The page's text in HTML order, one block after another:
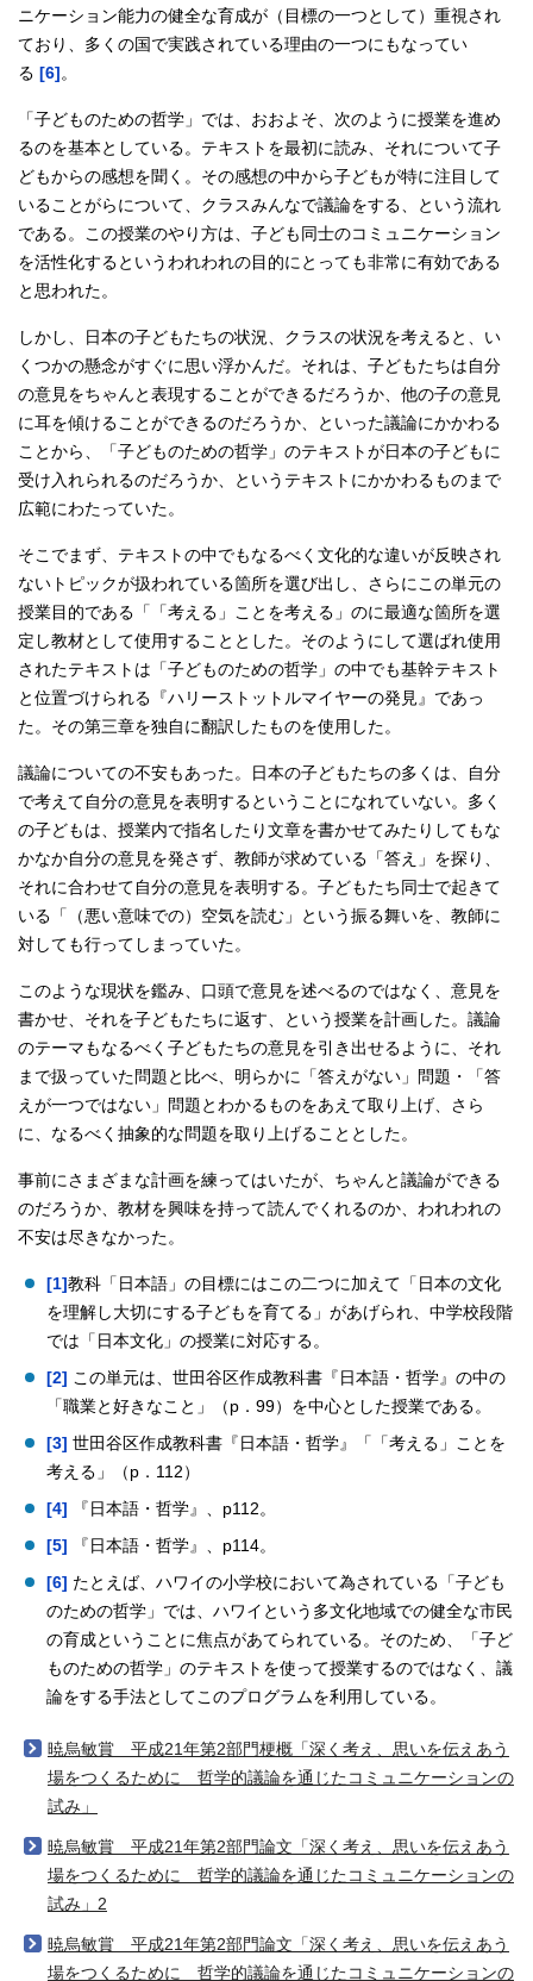
ニケーション能力の健全な育成が（目標の一つとして）重視され
ており、多くの国で実践されている理由の一つにもなってい
る [6] 。
「子どものための哲学」では、おおよそ、次のように授業を進め
るのを基本としている。テキストを最初に読み、それについて子
どもからの感想を聞く。その感想の中から子どもが特に注目して
いることがらについて、クラスみんなで議論をする、という流れ
である。この授業のやり方は、子ども同士のコミュニケーション
を活性化するというわれわれの目的にとっても非常に有効である
と思われた。
しかし、日本の子どもたちの状況、クラスの状況を考えると、い
くつかの懸念がすぐに思い浮かんだ。それは、子どもたちは自分
の意見をちゃんと表現することができるだろうか、他の子の意見
に耳を傾けることができるのだろうか、といった議論にかかわる
ことから、「子どものための哲学」のテキストが日本の子どもに
受け入れられるのだろうか、というテキストにかかわるものまで
広範にわたっていた。
そこでまず、テキストの中でもなるべく文化的な違いが反映され
ないトピックが扱われている箇所を選び出し、さらにこの単元の
授業目的である「「考える」ことを考える」のに最適な箇所を選
定し教材として使用することとした。そのようにして選ばれ使用
されたテキストは「子どものための哲学」の中でも基幹テキスト
と位置づけられる『ハリーストットルマイヤーの発見』であっ
た。その第三章を独自に翻訳したものを使用した。
議論についての不安もあった。日本の子どもたちの多くは、自分
で考えて自分の意見を表明するということになれていない。多く
の子どもは、授業内で指名したり文章を書かせてみたりしてもな
かなか自分の意見を発さず、教師が求めている「答え」を探り、
それに合わせて自分の意見を表明する。子どもたち同士で起きて
いる「（悪い意味での）空気を読む」という振る舞いを、教師に
対しても行ってしまっていた。
このような現状を鑑み、口頭で意見を述べるのではなく、意見を
書かせ、それを子どもたちに返す、という授業を計画した。議論
のテーマもなるべく子どもたちの意見を引き出せるように、それ
まで扱っていた問題と比べ、明らかに「答えがない」問題・「答
えが一つではない」問題とわかるものをあえて取り上げ、さら
に、なるべく抽象的な問題を取り上げることとした。
事前にさまざまな計画を練ってはいたが、ちゃんと議論ができる
のだろうか、教材を興味を持って読んでくれるのか、われわれの
不安は尽きなかった。
[1]教科「日本語」の目標にはこの二つに加えて「日本の文化
を理解し大切にする子どもを育てる」があげられ、中学校段階
では「日本文化」の授業に対応する。
[2] この単元は、世田谷区作成教科書『日本語・哲学』の中の
「職業と好きなこと」（p．99）を中心とした授業である。
[3] 世田谷区作成教科書『日本語・哲学』「「考える」ことを
考える」（p．112）
[4] 『日本語・哲学』、p112。
[5] 『日本語・哲学』、p114。
[6] たとえば、ハワイの小学校において為されている「子ども
のための哲学」では、ハワイという多文化地域での健全な市民
の育成ということに焦点があてられている。そのため、「子ど
ものための哲学」のテキストを使って授業するのではなく、議
論をする手法としてこのプログラムを利用している。
暁烏敏賞 平成21年第2部門梗概「深く考え、思いを伝えあう
場をつくるために 哲学的議論を通じたコミュニケーションの
試み」
暁烏敏賞 平成21年第2部門論文「深く考え、思いを伝えあう
場をつくるために 哲学的議論を通じたコミュニケーションの
試み」2
暁烏敏賞 平成21年第2部門論文「深く考え、思いを伝えあう
場をつくるために 哲学的議論を通じたコミュニケーションの